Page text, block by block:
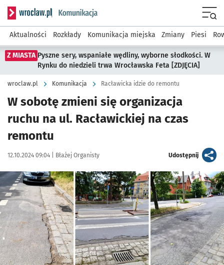
Serwis informacyjny wroclaw.pl podserwis: Komunikacja
Aktualności Rozkłady Komunikacja miejska Zmiany Piesi
Z MIASTA Pyszne sery, wspaniałe wędliny, wyborne słodkości. W
Rynku do niedzieli trwa Wrocławska Feta [ZDJĘCIA]
wroclaw.pl Komunikacja Racławicka idzie do remontu
W sobotę zmieni się organizacja
ruchu na ul. Racławickiej na czas
remontu
Data publikacji:
12.10.2024 09:04 | Autor:
Błażej Organisty Udostępnijartykuł
Kliknij, aby powiększyć